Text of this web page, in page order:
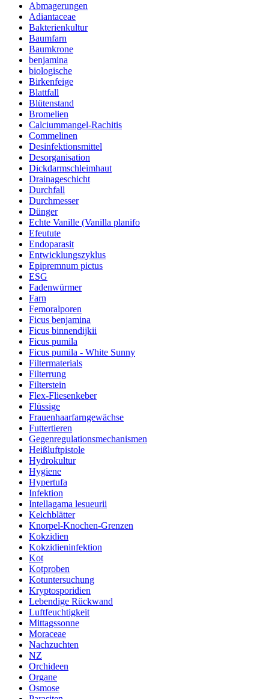
Abmagerungen
Adiantaceae
Bakterienkultur
Baumfarn
Baumkrone
benjamina
biologische
Birkenfeige
Blattfall
Blütenstand
Bromelien
Calciummangel-Rachitis
Commelinen
Desinfektionsmittel
Desorganisation
Dickdarmschleimhaut
Drainageschicht
Durchfall
Durchmesser
Dünger
Echte Vanille (Vanilla planifo
Efeutute
Endoparasit
Entwicklungszyklus
Epipremnum pictus
ESG
Fadenwürmer
Farn
Femoralporen
Ficus benjamina
Ficus binnendijkii
Ficus pumila
Ficus pumila - White Sunny
Filtermaterials
Filterrung
Filterstein
Flex-Fliesenkeber
Flüssige
Frauenhaarfarngewächse
Futtertieren
Gegenregulationsmechanismen
Heißluftpistole
Hydrokultur
Hygiene
Hypertufa
Infektion
Intellagama lesueurii
Kelchblätter
Knorpel-Knochen-Grenzen
Kokzidien
Kokzidieninfektion
Kot
Kotproben
Kotuntersuchung
Kryptosporidien
Lebendige Rückwand
Luftfeuchtigkeit
Mittagssonne
Moraceae
Nachzuchten
NZ
Orchideen
Organe
Osmose